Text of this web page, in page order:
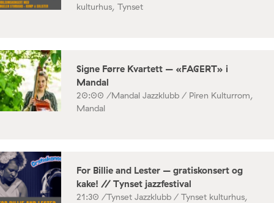
kulturhus, Tynset
Signe Førre Kvartett – «FAGERT» i
Mandal
20:00 /Mandal Jazzklubb / Piren Kulturrom,
Mandal
For Billie and Lester – gratiskonsert og
kake! // Tynset jazzfestival
21:30 /Tynset Jazzklubb / Tynset kulturhus,